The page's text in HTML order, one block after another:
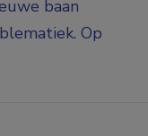
baan
Op